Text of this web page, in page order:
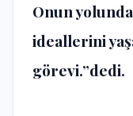
Onun
ideallerini
görevi.”dedi.